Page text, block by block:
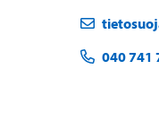
040 741